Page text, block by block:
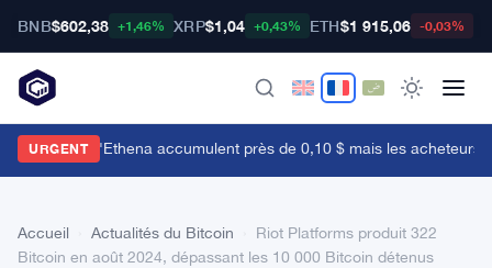
BNB$602,38 +1,46% XRP$1,04 +0,43% ETH$1 915,06 -0,03%
URGENT
baleines d'Ethena accumulent près de 0,10 $ mais les acheteurs
Accueil Actualités du Bitcoin
Riot Platforms produit 322
Bitcoin en août 2024, dépassant les 10 000 Bitcoin détenus